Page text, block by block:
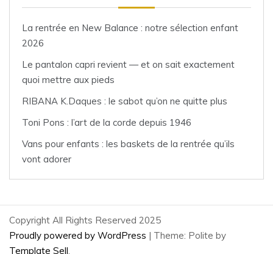
La rentrée en New Balance : notre sélection enfant
2026
Le pantalon capri revient — et on sait exactement
quoi mettre aux pieds
RIBANA K.Daques : le sabot qu’on ne quitte plus
Toni Pons : l’art de la corde depuis 1946
Vans pour enfants : les baskets de la rentrée qu’ils
vont adorer
Copyright All Rights Reserved 2025
Proudly powered by WordPress | Theme: Polite by
Template Sell.